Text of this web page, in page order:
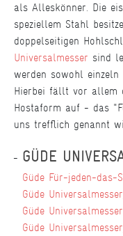
als Alleskönner. Die
speziellem Stahl
doppelseitigen
Universalmesser sind
werden sowohl
Hierbei fällt vor allem
Hostaform auf - das
uns trefflich genannt
GÜDE
Güde Für-jeden-das-
Güde
Güde
Güde